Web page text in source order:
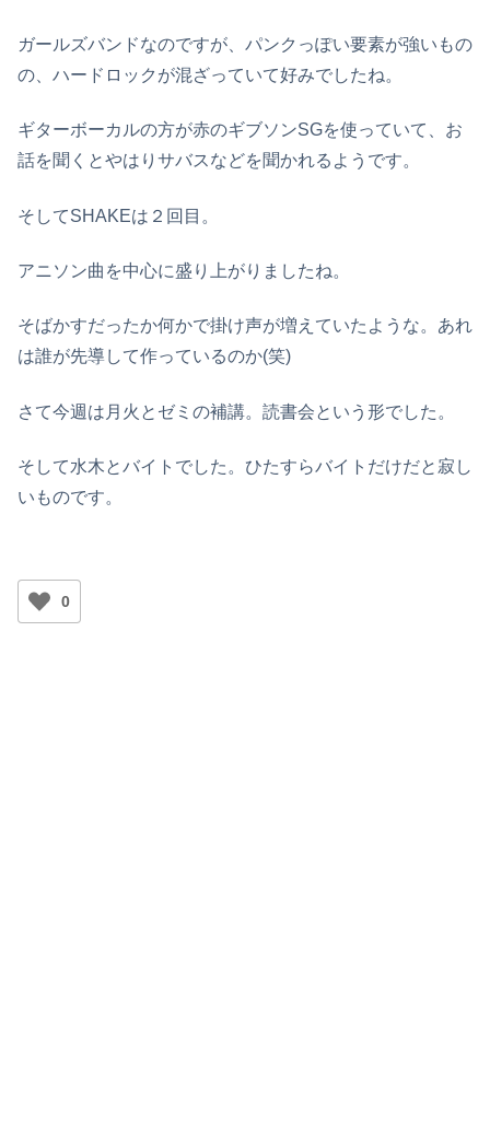
ガールズバンドなのですが、パンクっぽい要素が強いもの
の、ハードロックが混ざっていて好みでしたね。
ギターボーカルの方が赤のギブソンSGを使っていて、お
話を聞くとやはりサバスなどを聞かれるようです。
そしてSHAKEは２回目。
アニソン曲を中心に盛り上がりましたね。
そばかすだったか何かで掛け声が増えていたような。あれ
は誰が先導して作っているのか(笑)
さて今週は月火とゼミの補講。読書会という形でした。
そして水木とバイトでした。ひたすらバイトだけだと寂し
いものです。
0